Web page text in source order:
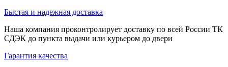
Быстая и надежная доставка
Наша компания проконтролирует доставку по всей России ТК
СДЭК до пункта выдачи или курьером до двери
Гарантия качества